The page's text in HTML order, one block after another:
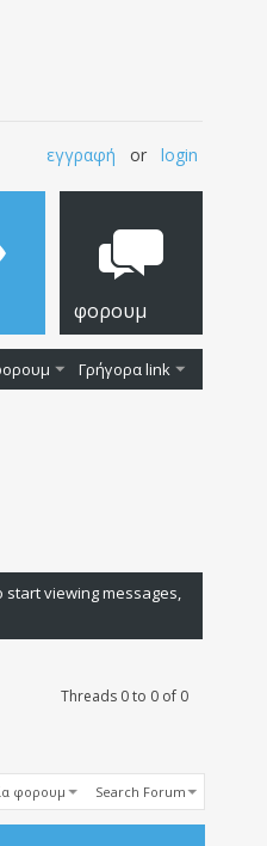
εγγραφή or login
φορουμ
Γρήγορα link
viewing messages,
Threads 0 to 0 of 0
φορουμ Search Forum